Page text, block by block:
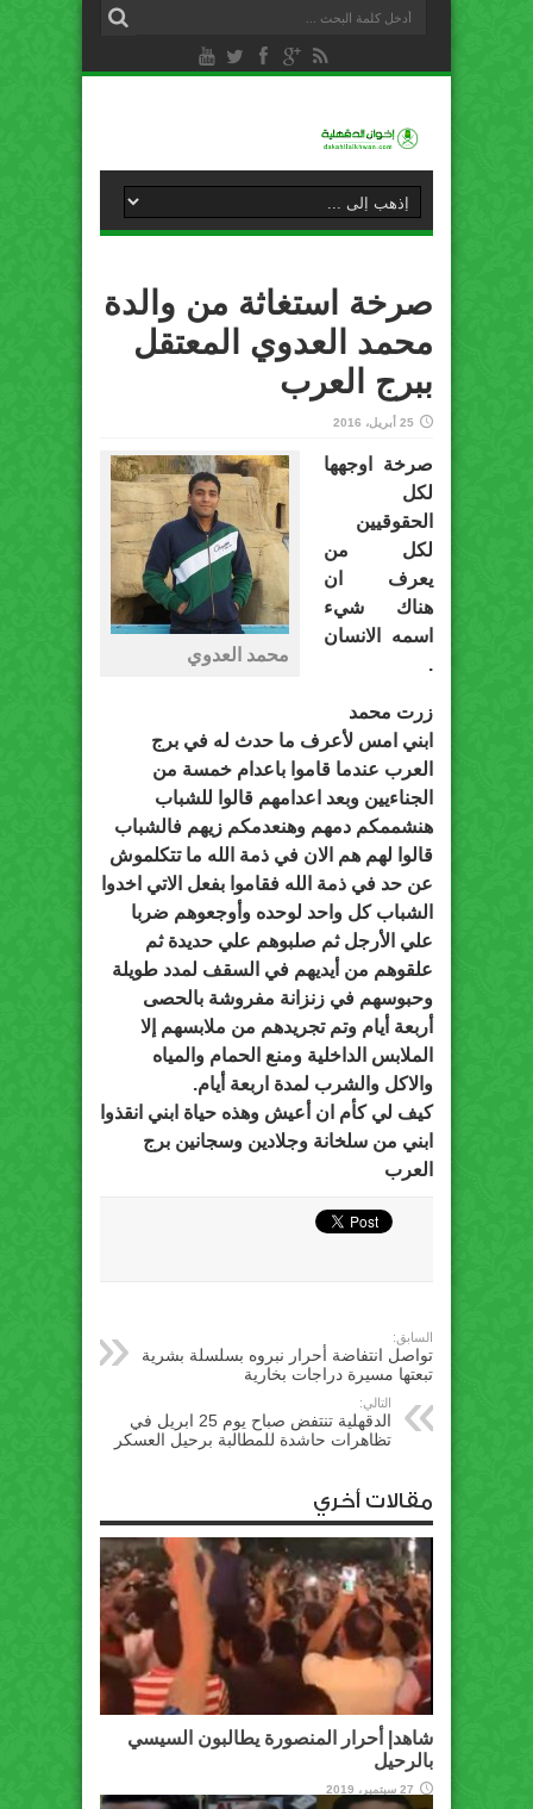
صرخة استغاثة من والدة
محمد العدوي المعتقل
ببرج العرب
25 أبريل، 2016
محمد العدوي
صرخة اوجهها
لكل
الحقوقيين
لكل من
يعرف ان
هناك شيء
اسمه الانسان
.
زرت محمد
ابني امس لأعرف ما حدث له في برج
العرب عندما قاموا باعدام خمسة من
الجناءيين وبعد اعدامهم قالوا للشباب
هنشممكم دمهم وهنعدمكم زيهم فالشباب
قالوا لهم هم الان في ذمة الله ما تتكلموش
عن حد في ذمة الله فقاموا بفعل الاتي اخدوا
الشباب كل واحد لوحده وأوجعوهم ضربا
علي الأرجل ثم صلبوهم علي حديدة ثم
علقوهم من أيديهم في السقف لمدد طويلة
وحبوسهم في زنزانة مفروشة بالحصى
أربعة أيام وتم تجريدهم من ملابسهم إلا
الملابس الداخلية ومنع الحمام والمياه
والاكل والشرب لمدة اربعة أيام.
كيف لي كأم ان أعيش وهذه حياة ابني انقذوا
ابني من سلخانة وجلادين وسجانين برج
العرب
السابق:
تواصل انتفاضة أحرار نبروه بسلسلة بشرية
تبعتها مسيرة دراجات بخارية
التالي:
الدقهلية تنتفض صباح يوم 25 ابريل في
تظاهرات حاشدة للمطالبة برحيل العسكر
مقالات أخري
شاهد| أحرار المنصورة يطالبون السيسي
بالرحيل
27 سبتمبر، 2019